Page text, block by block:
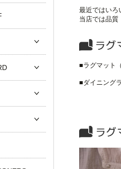
最近ではいろ
当店では品質
■ラグマッ
■ダイニン